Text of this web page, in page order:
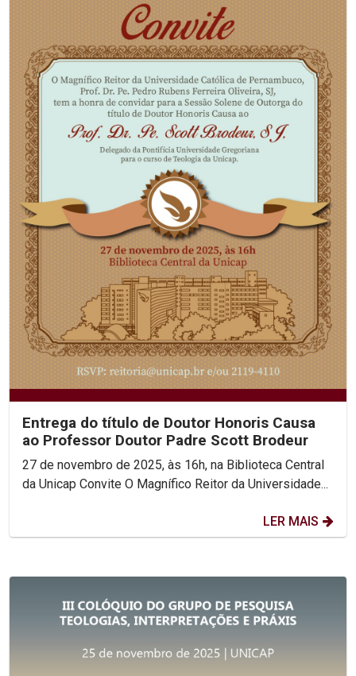
Entrega do título de Doutor Honoris Causa
ao Professor Doutor Padre Scott Brodeur
27 de novembro de 2025, às 16h, na Biblioteca Central
da Unicap Convite O Magnífico Reitor da Universidade...
LER MAIS